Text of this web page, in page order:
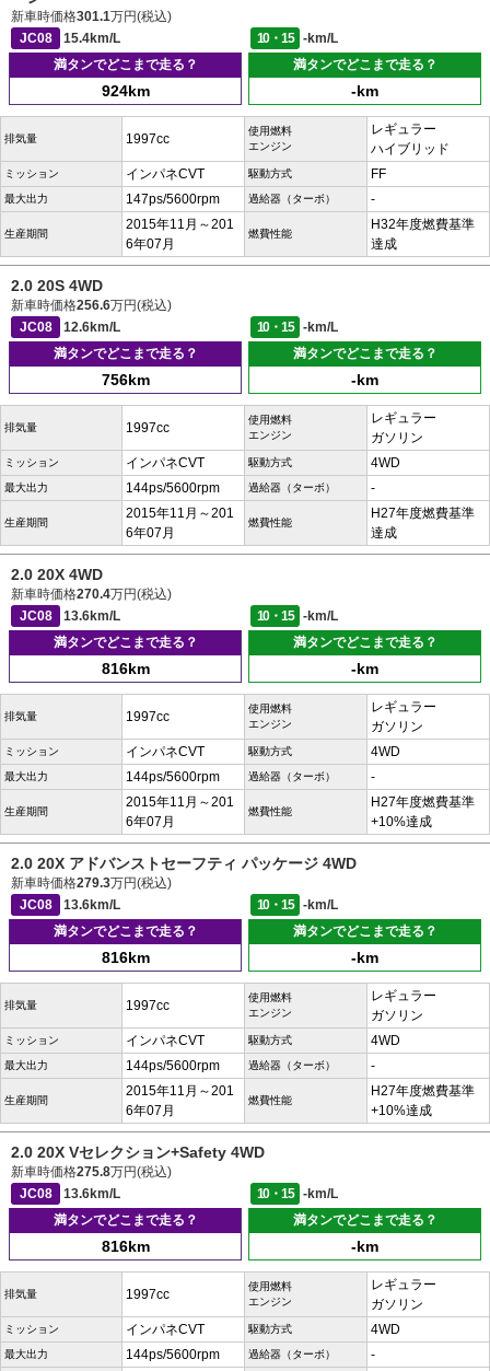
新車時価格301.1万円(税込)
JC08
15.4km/L 10・15
-km/L
満タンでどこまで走る？
924km
満タンでどこまで走る？
-km
排気量 1997cc
使用燃料
エンジン
レギュラー
ハイブリッド
ミッション インパネCVT 駆動方式 FF
最大出力 147ps/5600rpm 過給器（ターボ） -
生産期間
2015年11月～201
6年07月
燃費性能
H32年度燃費基準
達成
2.0 20S 4WD
新車時価格256.6万円(税込)
JC08
12.6km/L 10・15
-km/L
満タンでどこまで走る？
756km
満タンでどこまで走る？
-km
排気量 1997cc
使用燃料
エンジン
レギュラー
ガソリン
ミッション インパネCVT 駆動方式 4WD
最大出力 144ps/5600rpm 過給器（ターボ） -
生産期間
2015年11月～201
6年07月
燃費性能
H27年度燃費基準
達成
2.0 20X 4WD
新車時価格270.4万円(税込)
JC08
13.6km/L 10・15
-km/L
満タンでどこまで走る？
816km
満タンでどこまで走る？
-km
排気量 1997cc
使用燃料
エンジン
レギュラー
ガソリン
ミッション インパネCVT 駆動方式 4WD
最大出力 144ps/5600rpm 過給器（ターボ） -
生産期間
2015年11月～201
6年07月
燃費性能
H27年度燃費基準
+10%達成
2.0 20X アドバンストセーフティ パッケージ 4WD
新車時価格279.3万円(税込)
JC08
13.6km/L 10・15
-km/L
満タンでどこまで走る？
816km
満タンでどこまで走る？
-km
排気量 1997cc
使用燃料
エンジン
レギュラー
ガソリン
ミッション インパネCVT 駆動方式 4WD
最大出力 144ps/5600rpm 過給器（ターボ） -
生産期間
2015年11月～201
6年07月
燃費性能
H27年度燃費基準
+10%達成
2.0 20X Vセレクション+Safety 4WD
新車時価格275.8万円(税込)
JC08
13.6km/L 10・15
-km/L
満タンでどこまで走る？
816km
満タンでどこまで走る？
-km
排気量 1997cc
使用燃料
エンジン
レギュラー
ガソリン
ミッション インパネCVT 駆動方式 4WD
最大出力 144ps/5600rpm 過給器（ターボ） -